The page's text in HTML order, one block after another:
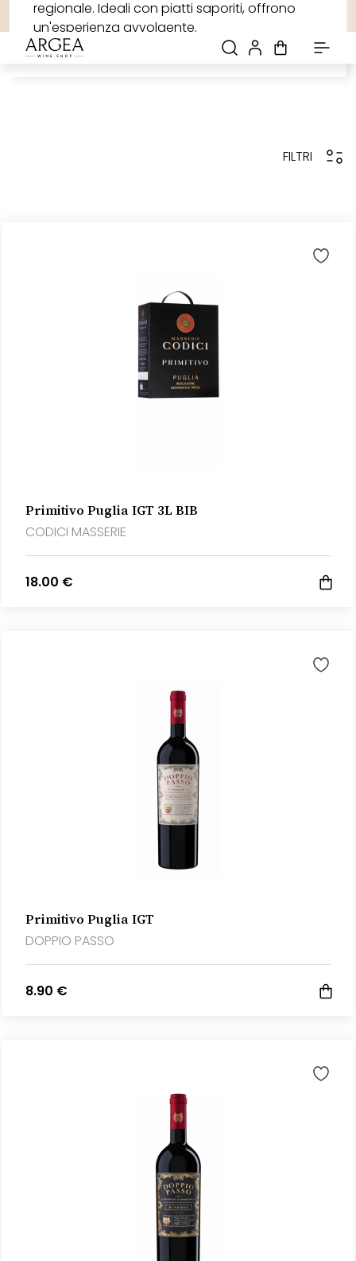
Spedizione gratuita! con una spesa di 69€
Scopri tutte le promozioni
-20% sul primo acquisto: iscriviti alla newsletter
regionale. Ideali con piatti saporiti, offrono
un'esperienza avvolgente.
FILTRI
Primitivo Puglia IGT 3L BIB
CODICI MASSERIE
18.00 €
Primitivo Puglia IGT
DOPPIO PASSO
8.90 €